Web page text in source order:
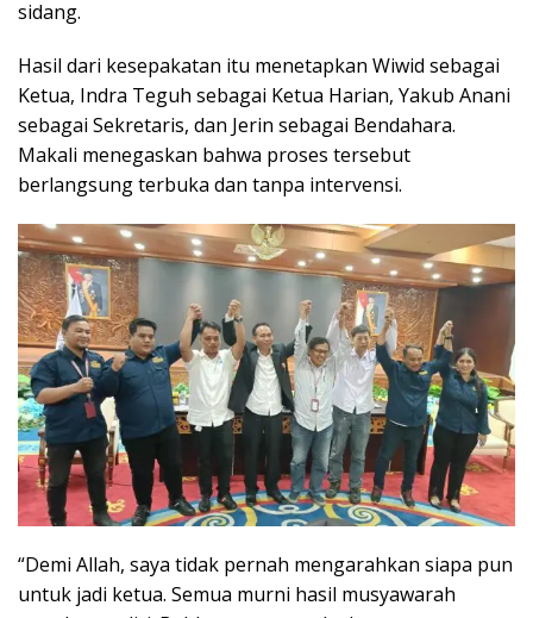
sidang.
Hasil dari kesepakatan itu menetapkan Wiwid sebagai
Ketua, Indra Teguh sebagai Ketua Harian, Yakub Anani
sebagai Sekretaris, dan Jerin sebagai Bendahara.
Makali menegaskan bahwa proses tersebut
berlangsung terbuka dan tanpa intervensi.
“Demi Allah, saya tidak pernah mengarahkan siapa pun
untuk jadi ketua. Semua murni hasil musyawarah